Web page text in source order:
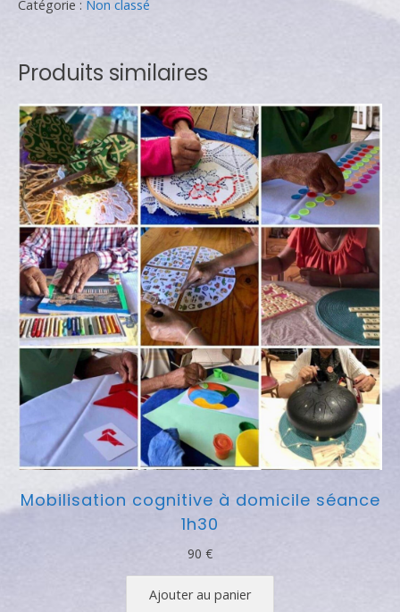
séance
Catégorie : Non classé
Produits similaires
Mobilisation cognitive à domicile séance
1h30
90 €
Ajouter au panier